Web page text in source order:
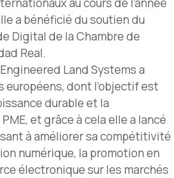
a bénéficié du soutien du
Digital de la Chambre de
Real.
Land Systems a
européens, dont l’objectif est
durable et la
et grâce à cela elle a lancé
à améliorer sa compétitivité
numérique, la promotion en
électronique sur les marchés